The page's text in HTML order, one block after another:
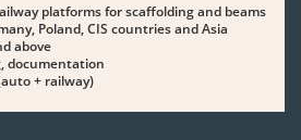
platforms for scaffolding and beams
Poland, CIS countries and Asia
above
documentation
+ railway)